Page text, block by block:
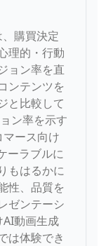
購買決定
理的・行動
ョン率を直
ンテンツを
と比較して
ン率を示す
ース向け
ーラブルに
もはるかに
性、品質を
ゼンテーシ
AI動画生成
は体験でき